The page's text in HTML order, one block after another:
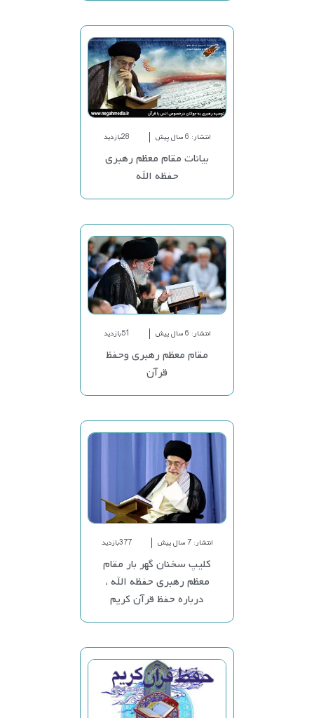
انتشار: 6 سال پیش 28بازدید
بیانات مقام معظم رهبری
حفظه الله
انتشار: 6 سال پیش 51بازدید
مقام معظم رهبری وحفظ
قرآن
انتشار: 7 سال پیش 377بازدید
کلیپ سخنان گهر بار مقام
معظم رهبری حفظه الله ،
درباره حفظ قرآن کریم